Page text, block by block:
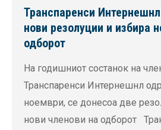
Транспаренси
нови резолуции и избира
одборот
На годишниот состанок на
Транспаренси Интернешнл
ноември, се донесоа две
нови членови на одборот